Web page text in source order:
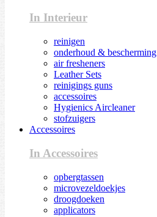
In Interieur
reinigen
onderhoud & bescherming
air fresheners
Leather Sets
reinigings guns
accessoires
Hygienics Aircleaner
stofzuigers
Accessoires
In Accessoires
opbergtassen
microvezeldoekjes
droogdoeken
applicators